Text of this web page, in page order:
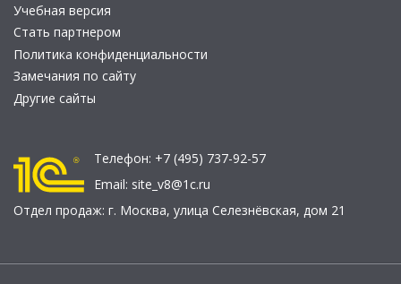
Учебная версия
Стать партнером
Политика конфиденциальности
Замечания по сайту
Другие сайты
Телефон: +7 (495) 737-92-57
Email: site_v8@1c.ru
Отдел продаж: г. Москва, улица Селезнёвская, дом 21